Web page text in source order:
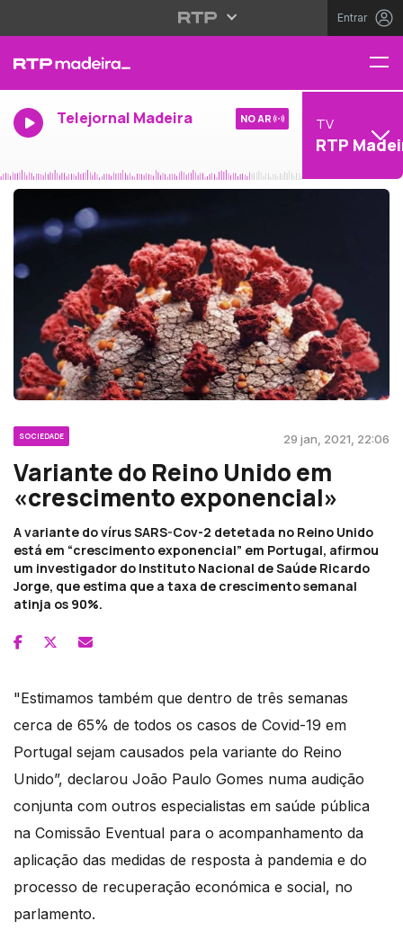
Entrar
Telejornal Madeira NO AR TV
RTP
SOCIEDADE 29 jan, 2021, 22:06
Variante do Reino Unido em
«crescimento exponencial»
A variante do vírus SARS-Cov-2 detetada no Reino Unido
está em “crescimento exponencial” em Portugal, afirmou
um investigador do Instituto Nacional de Saúde Ricardo
Jorge, que estima que a taxa de crescimento semanal
atinja os 90%.
"Estimamos também que dentro de três semanas
cerca de 65% de todos os casos de Covid-19 em
Portugal sejam causados pela variante do Reino
Unido”, declarou João Paulo Gomes numa audição
conjunta com outros especialistas em saúde pública
na Comissão Eventual para o acompanhamento da
aplicação das medidas de resposta à pandemia e do
processo de recuperação económica e social, no
parlamento.